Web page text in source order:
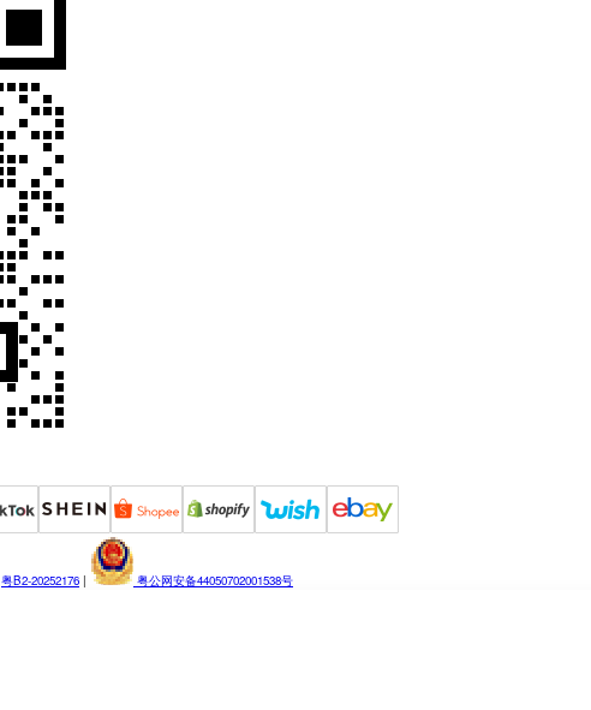
粤B2-20252176 | 粤公网安备44050702001538号